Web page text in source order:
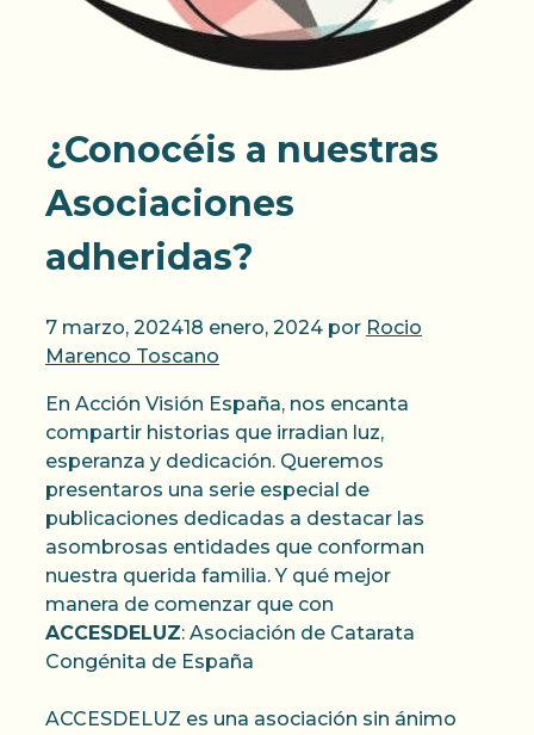
¿Conocéis a nuestras
Asociaciones
adheridas?
7 marzo, 202418 enero, 2024 por Rocio
Marenco Toscano
En Acción Visión España, nos encanta
compartir historias que irradian luz,
esperanza y dedicación. Queremos
presentaros una serie especial de
publicaciones dedicadas a destacar las
asombrosas entidades que conforman
nuestra querida familia. Y qué mejor
manera de comenzar que con
ACCESDELUZ: Asociación de Catarata
Congénita de España
ACCESDELUZ es una asociación sin ánimo